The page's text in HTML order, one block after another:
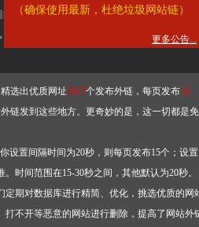
级外链不同于普通的外链，它是动态的链接，
能获得稳定的外链
，最终使搜索引擎收录带
选出优质网址3317个发布外链，每页发布10
链发到这些地方。更奇妙的是，这一切都是免
设置间隔时间为20秒，则每页发布15个；设置
。时间范围在15-30秒之间，其他默认为20秒
定期对数据库进行精简、优化，挑选优质的网
打不开等恶意的网站进行删除，提高了网站外
（确保使用最新，杜绝垃圾网站链）
更多公告...